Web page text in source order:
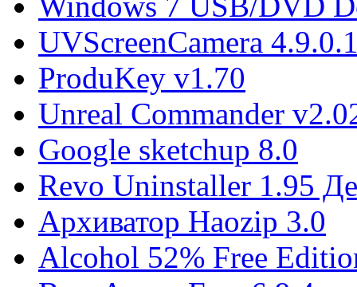
UVScreenCamera
ProduKey v1.70
Unreal Commander
Google sketchup 8.0
Revo Uninstaller 1.95
Архиватор Haozip 3.0
Alcohol 52% Free